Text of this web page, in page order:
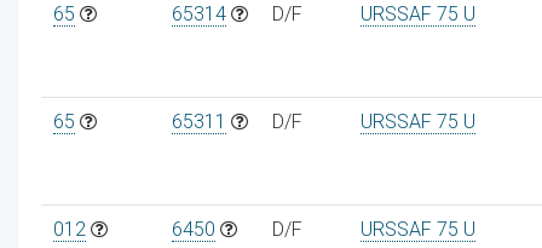
65 65314 D/F URSSAF 75 U
65 65311 D/F URSSAF 75 U
012 6450 D/F URSSAF 75 U